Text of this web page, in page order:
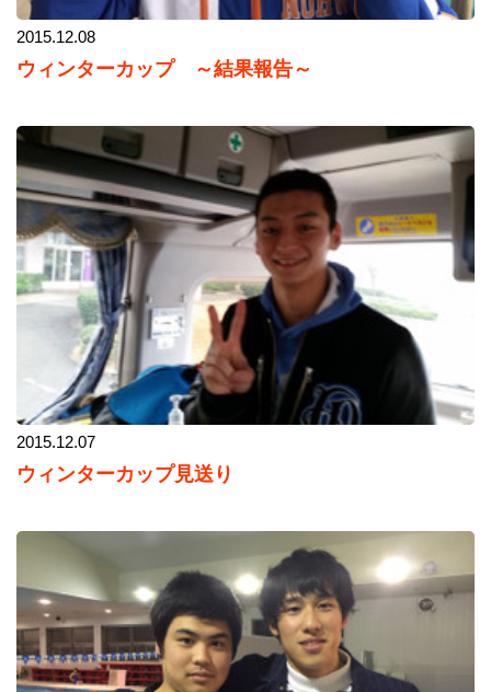
2015.12.08
ウィンターカップ ～結果報告～
2015.12.07
ウィンターカップ見送り